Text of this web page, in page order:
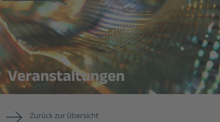
Veranstaltungen
Zurück zur Übersicht